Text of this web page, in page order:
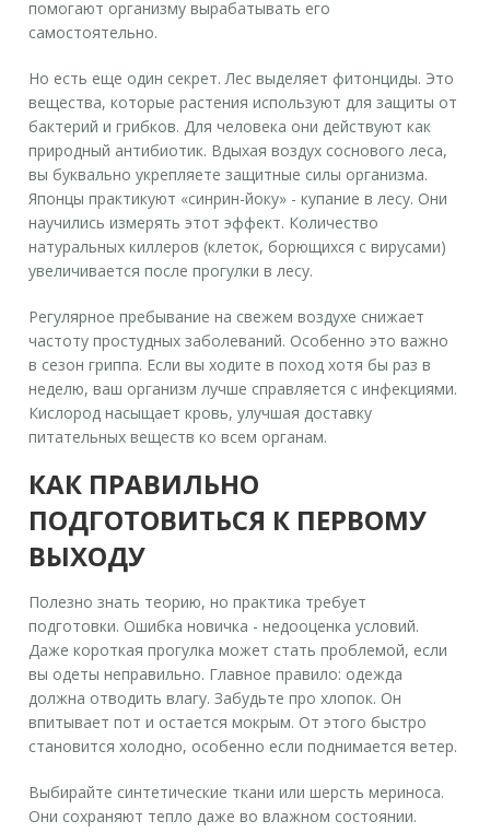
помогают организму вырабатывать его
самостоятельно.
Но есть еще один секрет. Лес выделяет фитонциды. Это
вещества, которые растения используют для защиты от
бактерий и грибков. Для человека они действуют как
природный антибиотик. Вдыхая воздух соснового леса,
вы буквально укрепляете защитные силы организма.
Японцы практикуют «синрин-йоку» - купание в лесу. Они
научились измерять этот эффект. Количество
натуральных киллеров (клеток, борющихся с вирусами)
увеличивается после прогулки в лесу.
Регулярное пребывание на свежем воздухе снижает
частоту простудных заболеваний. Особенно это важно
в сезон гриппа. Если вы ходите в поход хотя бы раз в
неделю, ваш организм лучше справляется с инфекциями.
Кислород насыщает кровь, улучшая доставку
питательных веществ ко всем органам.
КАК ПРАВИЛЬНО
ПОДГОТОВИТЬСЯ К ПЕРВОМУ
ВЫХОДУ
Полезно знать теорию, но практика требует
подготовки. Ошибка новичка - недооценка условий.
Даже короткая прогулка может стать проблемой, если
вы одеты неправильно. Главное правило: одежда
должна отводить влагу. Забудьте про хлопок. Он
впитывает пот и остается мокрым. От этого быстро
становится холодно, особенно если поднимается ветер.
Выбирайте синтетические ткани или шерсть мериноса.
Они сохраняют тепло даже во влажном состоянии.